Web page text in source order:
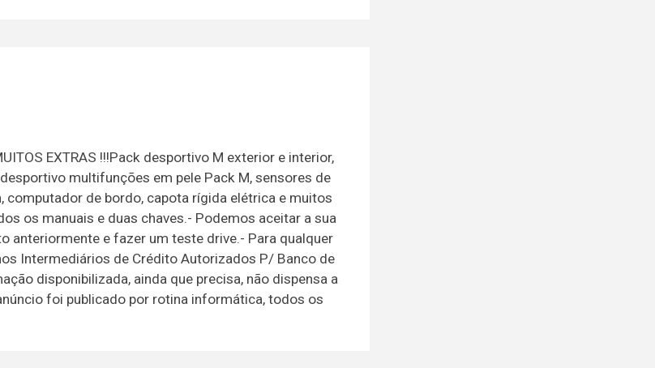
EXTRAS !!!Pack desportivo M exterior e interior,
multifunções em pele Pack M, sensores de
de bordo, capota rígida elétrica e muitos
os manuais e duas chaves.- Podemos aceitar a sua
anteriormente e fazer um teste drive.- Para qualquer
Intermediários de Crédito Autorizados P/ Banco de
disponibilizada, ainda que precisa, não dispensa a
foi publicado por rotina informática, todos os